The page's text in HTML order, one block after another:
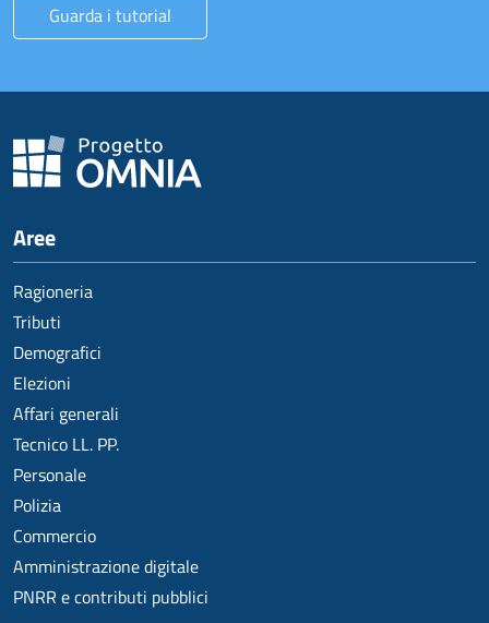
Guarda i tutorial
Aree
Ragioneria
Tributi
Demografici
Elezioni
Affari generali
Tecnico LL. PP.
Personale
Polizia
Commercio
Amministrazione digitale
PNRR e contributi pubblici